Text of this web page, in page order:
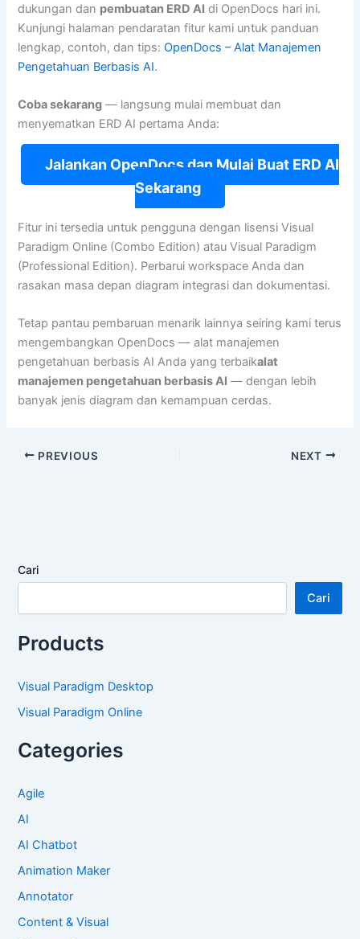
dukungan dan pembuatan ERD AI di OpenDocs hari ini.
Kunjungi halaman pendaratan fitur kami untuk panduan
lengkap, contoh, dan tips:OpenDocs – Alat Manajemen
Pengetahuan Berbasis AI.
Coba sekarang — langsung mulai membuat dan
menyematkan ERD AI pertama Anda:
Jalankan OpenDocs dan Mulai Buat ERD AI
Sekarang
Fitur ini tersedia untuk pengguna dengan lisensi Visual
Paradigm Online (Combo Edition) atau Visual Paradigm
(Professional Edition). Perbarui workspace Anda dan
rasakan masa depan diagram integrasi dan dokumentasi.
Tetap pantau pembaruan menarik lainnya seiring kami terus
mengembangkan OpenDocs — alat manajemen
pengetahuan berbasis AI Anda yang terbaikalat
manajemen pengetahuan berbasis AI — dengan lebih
banyak jenis diagram dan kemampuan cerdas.
PREVIOUS NEXT
Cari
Cari
Products
Visual Paradigm Desktop
Visual Paradigm Online
Categories
Agile
AI
AI Chatbot
Animation Maker
Annotator
Content & Visual